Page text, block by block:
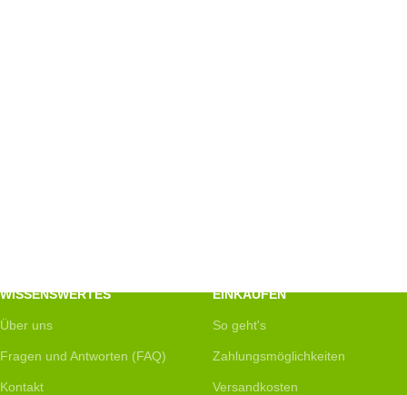
WISSENSWERTES
Über uns
Fragen und Antworten (FAQ)
Kontakt
EINKAUFEN
So geht's
Zahlungsmöglichkeiten
Versandkosten